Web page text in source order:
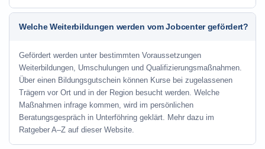
Welche Weiterbildungen werden vom Jobcenter gefördert?
Gefördert werden unter bestimmten Voraussetzungen
Weiterbildungen, Umschulungen und Qualifizierungsmaßnahmen.
Über einen Bildungsgutschein können Kurse bei zugelassenen
Trägern vor Ort und in der Region besucht werden. Welche
Maßnahmen infrage kommen, wird im persönlichen
Beratungsgespräch in Unterföhring geklärt. Mehr dazu im
Ratgeber A–Z auf dieser Website.